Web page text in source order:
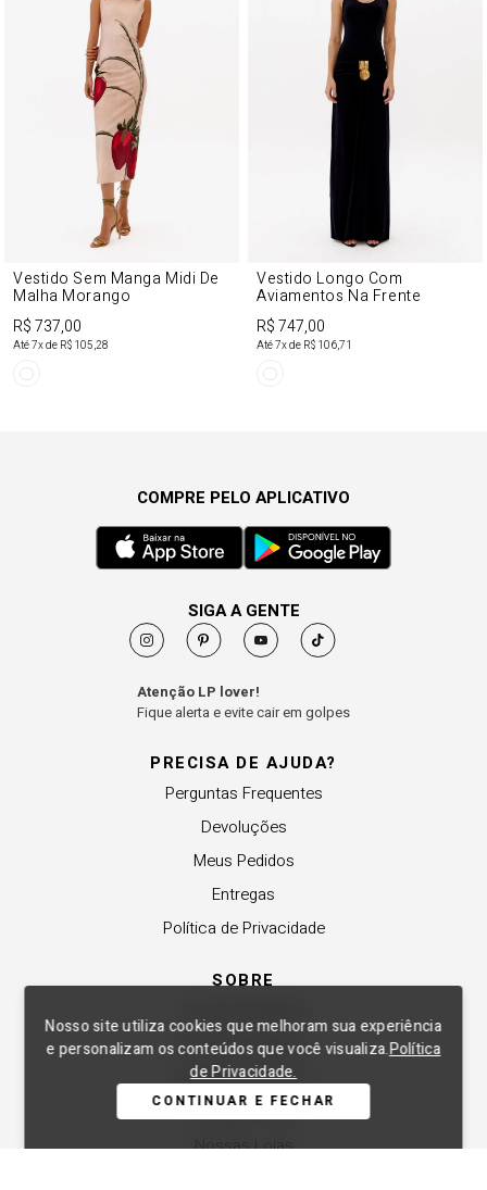
Nosso site utiliza cookies que melhoram sua experiência
e personalizam os conteúdos que você visualiza.Política
de Privacidade.
CONTINUAR E FECHAR
Vestido Sem Manga Midi De
Malha Morango
R$ 737,00
Até7x de R$ 105,28
Vestido Longo Com
Aviamentos Na Frente
R$ 747,00
Até7x de R$ 106,71
PRECISA DE AJUDA?
Perguntas Frequentes
Devoluções
Meus Pedidos
Entregas
Política de Privacidade
SOBRE
Revender a Marca
Trabalhe Conosco
Compre Local
Nossas Lojas
COMPRE PELO APLICATIVO
SIGA A GENTE
Atenção LP lover!
Fique alerta e evite cair em golpes